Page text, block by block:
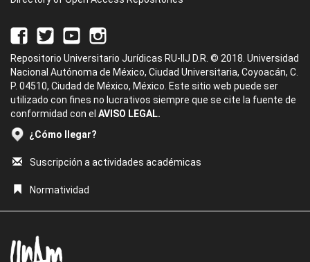
Repositorio Universitario Jurídicas RU-IIJ D.R. © 2018. Universidad
Nacional Autónoma de México, Ciudad Universitaria, Coyoacán, C.
P. 04510, Ciudad de México, México. Este sitio web puede ser
utilizado con fines no lucrativos siempre que se cite la fuente de
conformidad con el AVISO LEGAL.
¿Cómo llegar?
Suscripción a actividades académicas
Normatividad